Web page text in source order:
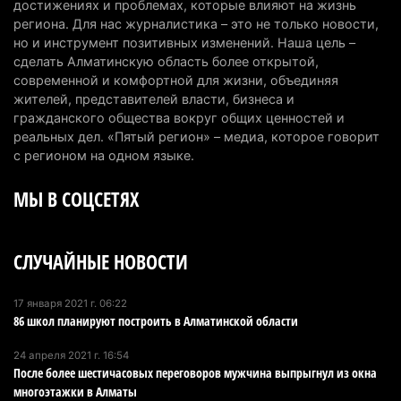
считают себя бедными
6 августа 2026 г. 09:52 161
Пожар в Аксайском ущелье под Алматы
полностью ликвидирован спустя три дня
6 августа 2026 г. 08:51 236
в Алматинской области
Казахстан стал лидером Центральной Азии в
5 августа 2026 г. 13:55
топлива для самолетов: пилотный проект
запустят в Алатау
достижениях и проблемах, которые влияют на жизнь
региона. Для нас журналистика – это не только новости,
но и инструмент позитивных изменений. Наша цель –
сделать Алматинскую область более открытой,
современной и комфортной для жизни, объединяя
жителей, представителей власти, бизнеса и
гражданского общества вокруг общих ценностей и
реальных дел. «Пятый регион» – медиа, которое говорит
с регионом на одном языке.
МЫ В СОЦСЕТЯХ
СЛУЧАЙНЫЕ НОВОСТИ
17 января 2021 г. 06:22
86 школ планируют построить в Алматинской области
24 апреля 2021 г. 16:54
После более шестичасовых переговоров мужчина выпрыгнул из окна
многоэтажки в Алматы